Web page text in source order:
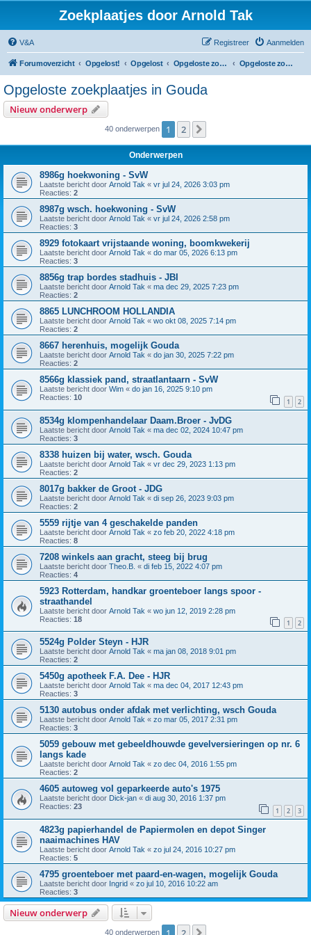
Zoekplaatjes door Arnold Tak
V&A Aanmelden
Registreer
Forumoverzicht Opgelost! Opgelost Opgeloste zoekplaatjes in Zuid-Holland Opgeloste zoekplaatjes in Gouda
Opgeloste zoekplaatjes in Gouda
Nieuw onderwerp
40 onderwerpen 1 2
Onderwerpen
8986g hoekwoning - SvW
Laatste bericht door Arnold Tak « vr jul 24, 2026 3:03 pm
Reacties: 2
8987g wsch. hoekwoning - SvW
Laatste bericht door Arnold Tak « vr jul 24, 2026 2:58 pm
Reacties: 3
8929 fotokaart vrijstaande woning, boomkwekerij
Laatste bericht door Arnold Tak « do mar 05, 2026 6:13 pm
Reacties: 3
8856g trap bordes stadhuis - JBI
Laatste bericht door Arnold Tak « ma dec 29, 2025 7:23 pm
Reacties: 2
8865 LUNCHROOM HOLLANDIA
Laatste bericht door Arnold Tak « wo okt 08, 2025 7:14 pm
Reacties: 2
8667 herenhuis, mogelijk Gouda
Laatste bericht door Arnold Tak « do jan 30, 2025 7:22 pm
Reacties: 2
8566g klassiek pand, straatlantaarn - SvW
Laatste bericht door Wim « do jan 16, 2025 9:10 pm
Reacties: 10 1 2
8534g klompenhandelaar Daam.Broer - JvDG
Laatste bericht door Arnold Tak « ma dec 02, 2024 10:47 pm
Reacties: 3
8338 huizen bij water, wsch. Gouda
Laatste bericht door Arnold Tak « vr dec 29, 2023 1:13 pm
Reacties: 2
8017g bakker de Groot - JDG
Laatste bericht door Arnold Tak « di sep 26, 2023 9:03 pm
Reacties: 2
5559 rijtje van 4 geschakelde panden
Laatste bericht door Arnold Tak « zo feb 20, 2022 4:18 pm
Reacties: 8
7208 winkels aan gracht, steeg bij brug
Laatste bericht door Theo.B. « di feb 15, 2022 4:07 pm
Reacties: 4
5923 Rotterdam, handkar groenteboer langs spoor -
straathandel
Laatste bericht door Arnold Tak « wo jun 12, 2019 2:28 pm
Reacties: 18 1 2
5524g Polder Steyn - HJR
Laatste bericht door Arnold Tak « ma jan 08, 2018 9:01 pm
Reacties: 2
5450g apotheek F.A. Dee - HJR
Laatste bericht door Arnold Tak « ma dec 04, 2017 12:43 pm
Reacties: 3
5130 autobus onder afdak met verlichting, wsch Gouda
Laatste bericht door Arnold Tak « zo mar 05, 2017 2:31 pm
Reacties: 3
5059 gebouw met gebeeldhouwde gevelversieringen op nr. 6
langs kade
Laatste bericht door Arnold Tak « zo dec 04, 2016 1:55 pm
Reacties: 2
4605 autoweg vol geparkeerde auto's 1975
Laatste bericht door Dick-jan « di aug 30, 2016 1:37 pm
Reacties: 23 1 2 3
4823g papierhandel de Papiermolen en depot Singer
naaimachines HAV
Laatste bericht door Arnold Tak « zo jul 24, 2016 10:27 pm
Reacties: 5
4795 groenteboer met paard-en-wagen, mogelijk Gouda
Laatste bericht door Ingrid « zo jul 10, 2016 10:22 am
Reacties: 3
Nieuw onderwerp
40 onderwerpen